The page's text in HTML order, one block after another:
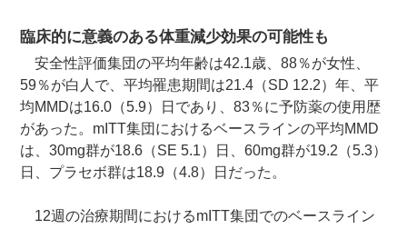
臨床的に意義のある体重減少効果の可能性も
安全性評価集団の平均年齢は42.1歳、88％が女性、
59％が白人で、平均罹患期間は21.4（SD 12.2）年、平
均MMDは16.0（5.9）日であり、83％に予防薬の使用歴
があった。mITT集団におけるベースラインの平均MMD
は、30mg群が18.6（SE 5.1）日、60mg群が19.2（5.3）
日、プラセボ群は18.9（4.8）日だった。
12週の治療期間におけるmITT集団でのベースライン